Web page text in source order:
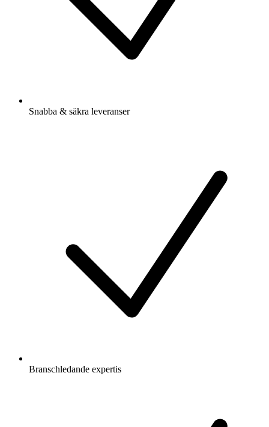
Snabba & säkra leveranser
Branschledande expertis